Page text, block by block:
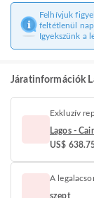
Felhívjuk
feltétlenül
Igyekszünk a
Járatinformációk
Exkluzív
Lagos -
US$
A
szept